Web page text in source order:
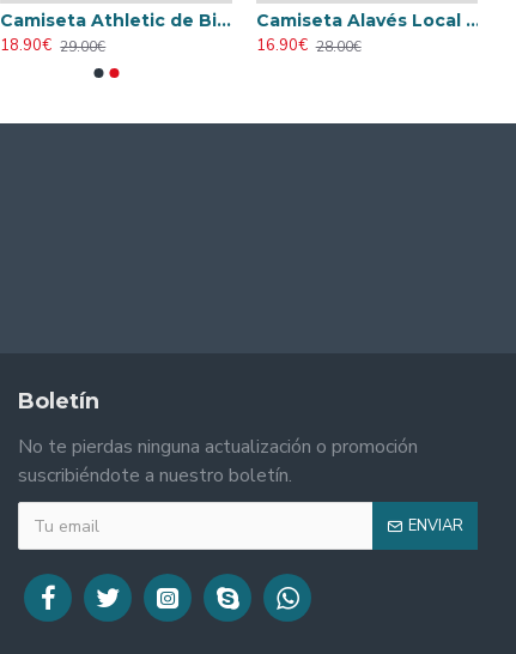
Camiseta Athletic de Bilbao 2024/2025 Alternativo Niño Kit
18.90€ 29.00€
Camiseta Alavés Local 2025/2026 Azul/Blanco con Parche La Liga
16.90€ 28.00€
Boletín
No te pierdas ninguna actualización o promoción
suscribiéndote a nuestro boletín.
ENVIAR